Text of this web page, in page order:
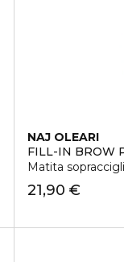
NAJ OLEARI
FILL-IN BROW
Matita
21,90 €